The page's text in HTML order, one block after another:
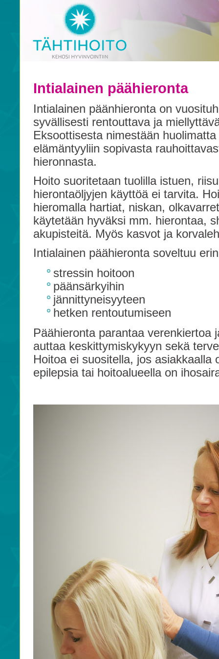
Intialainen päähieronta
Intialainen päänhieronta on
syvällisesti rentouttava ja
Eksoottisesta nimestään
elämäntyyliin sopivasta
hieronnasta.
Hoito suoritetaan tuolilla istuen,
hierontaöljyjen käyttöä ei tarvita.
hieromalla hartiat, niskan,
käytetään hyväksi mm. hierontaa,
akupisteitä. Myös kasvot ja
Intialainen päähieronta soveltuu
stressin hoitoon
päänsärkyihin
jännittyneisyyteen
hetken rentoutumiseen
Päähieronta parantaa verenkiertoa
auttaa keskittymiskykyyn sekä
Hoitoa ei suositella, jos asiakkaalla
epilepsia tai hoitoalueella on